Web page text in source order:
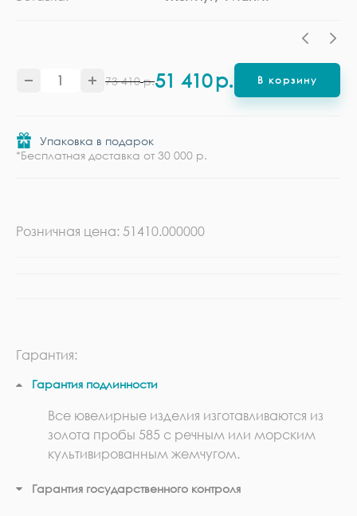
73 410 р.51 410р. В корзину
Упаковка в подарок
*Бесплатная доставка от 30 000 р.
Розничная цена: 51410.000000
Гарантия:
Гарантия подлинности
Все ювелирные изделия изготавливаются из
золота пробы 585 с речным или морским
культивированным жемчугом.
Гарантия государственного контроля